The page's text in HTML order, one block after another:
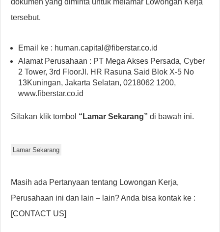
dokumen yang diminta untuk melamar Lowongan Kerja
tersebut.
Email ke : human.capital@fiberstar.co.id
Alamat Perusahaan : PT Mega Akses Persada, Cyber
2 Tower, 3rd FloorJl. HR Rasuna Said Blok X-5 No
13Kuningan, Jakarta Selatan, 0218062 1200,
www.fiberstar.co.id
Silakan klik tombol “Lamar Sekarang” di bawah ini.
Lamar Sekarang
Masih ada Pertanyaan tentang Lowongan Kerja,
Perusahaan ini dan lain – lain? Anda bisa kontak ke :
[CONTACT US]